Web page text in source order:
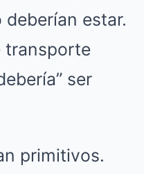
estar.
transporte
ser
primitivos.